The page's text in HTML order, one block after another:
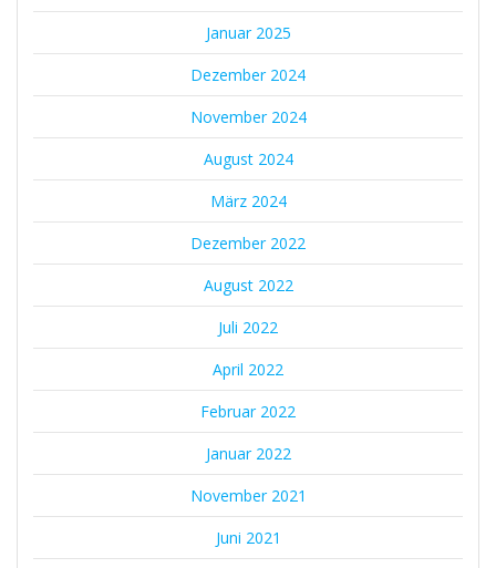
Januar 2025
Dezember 2024
November 2024
August 2024
März 2024
Dezember 2022
August 2022
Juli 2022
April 2022
Februar 2022
Januar 2022
November 2021
Juni 2021